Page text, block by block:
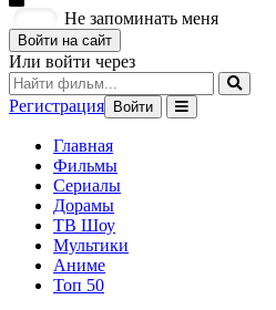
Не запоминать меня
Войти на сайт
Или войти через
Регистрация Войти
Главная
Фильмы
Сериалы
Дорамы
ТВ Шоу
Мультики
Аниме
Топ 50